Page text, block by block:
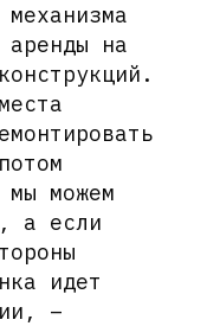
аренды на
мы можем
а если
идет
–